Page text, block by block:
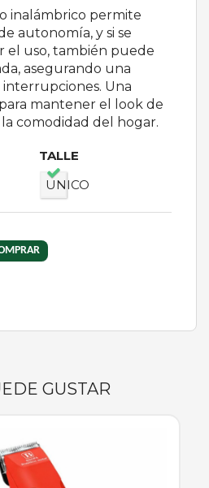
inalámbrico permite
autonomía, y si se
el uso, también puede
asegurando una
interrupciones. Una
mantener el look de
comodidad del hogar.
TALLE
UNICO
GUSTAR